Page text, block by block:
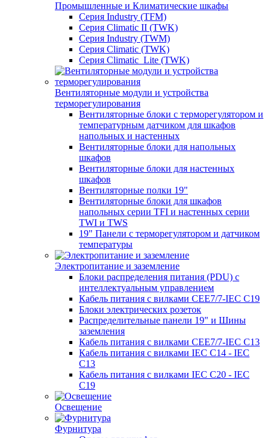
Промышленные и Климатические шкафы
Серия Industry (TFM)
Серия Climatic II (TWK)
Серия Industry (TWM)
Серия Climatic (TWK)
Серия Climatic_Lite (TWK)
Вентиляторные модули и устройства
терморегулирования
Вентиляторные блоки с терморегулятором и
температурным датчиком для шкафов
напольных и настенных
Вентиляторные блоки для напольных
шкафов
Вентиляторные блоки для настенных
шкафов
Вентиляторные полки 19"
Вентиляторные блоки для шкафов
напольных серии TFI и настенных серии
TWI и TWS
19" Панели с терморегулятором и датчиком
температуры
Электропитание и заземление
Блоки распределения питания (PDU) с
интеллектуальным управлением
Кабель питания с вилками CEE7/7-IEC C19
Блоки электрических розеток
Распределительные панели 19" и Шины
заземления
Кабель питания с вилками CEE7/7-IEC C13
Кабель питания с вилками IEC C14 - IEC
C13
Кабель питания с вилками IEC C20 - IEC
C19
Освещение
Фурнитура